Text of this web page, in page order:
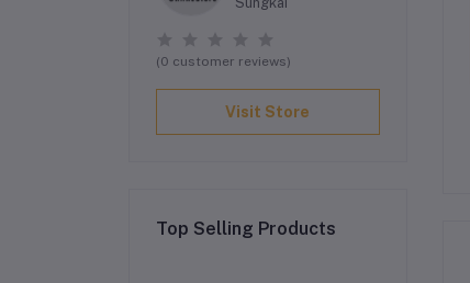
(0 customer reviews)
Visit Store
Top Selling Products